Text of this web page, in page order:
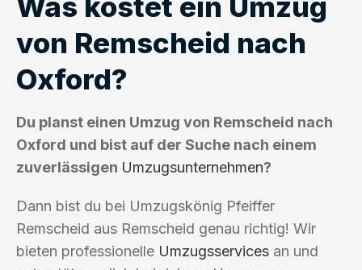
von Remscheid nach
Oxford?
Du planst einen Umzug von Remscheid nach
Oxford und bist auf der Suche nach einem
zuverlässigen Umzugsunternehmen?
Dann bist du bei Umzugskönig Pfeiffer
Remscheid aus Remscheid genau richtig! Wir
bieten professionelle Umzugsservices an und